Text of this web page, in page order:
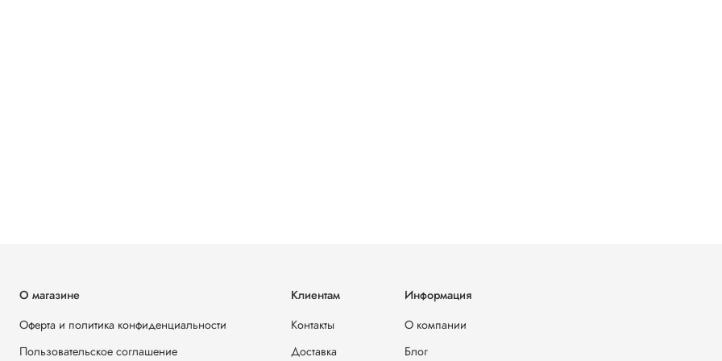
О магазине
Оферта и политика конфиденциальности
Пользовательское соглашение
Клиентам
Контакты
Доставка
Информация
О компании
Блог